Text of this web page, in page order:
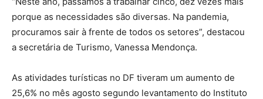
porque as necessidades são diversas. Na pandemia,
procuramos sair à frente de todos os setores”, destacou
a secretária de Turismo, Vanessa Mendonça.
As atividades turísticas no DF tiveram um aumento de
25,6% no mês agosto segundo levantamento do Instituto